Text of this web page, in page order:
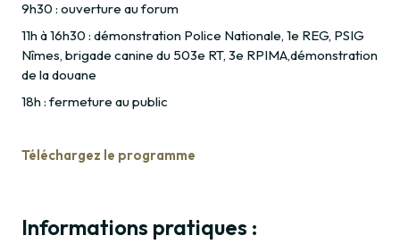
9h30 : ouverture au forum
11h à 16h30 : démonstration Police Nationale, 1e REG, PSIG
Nîmes, brigade canine du 503e RT, 3e RPIMA,démonstration
de la douane
18h : fermeture au public
Téléchargez le programme
Informations pratiques :